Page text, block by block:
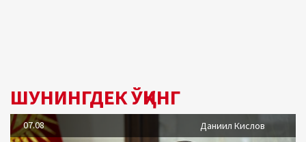
ШУНИНГДЕК ЎҚИНГ
07.08 Даниил Кислов